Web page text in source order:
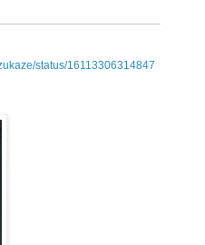
status/16113306314847